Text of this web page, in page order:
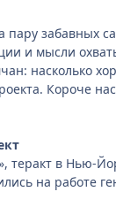
пару забавных
и мысли
насколько
Короче
теракт в Нью-
на работе